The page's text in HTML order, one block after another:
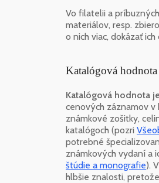
Vo filatelii a
materiálov, resp.
o nich viac, dokázať
Katalógová
Katalógová hodnota
cenových záznamov v
známkové zošitky,
katalógoch (pozri
potrebné
známkových vydaní a
štúdie a monografie).
hlbšie znalosti,